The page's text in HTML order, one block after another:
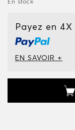
Payez en 4X
EN SAVOIR +